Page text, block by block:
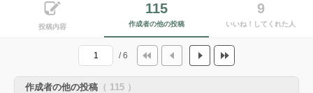
投稿内容
115
作成者の他の投稿
9
いいね！してくれた人
/ 6
作成者の他の投稿 （ 115 ）